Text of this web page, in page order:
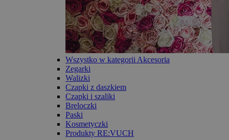
Wszystko w kategorii Akcesoria
Zegarki
Walizki
Czapki z daszkiem
Czapki i szaliki
Breloczki
Paski
Kosmetyczki
Produkty RE:VUCH